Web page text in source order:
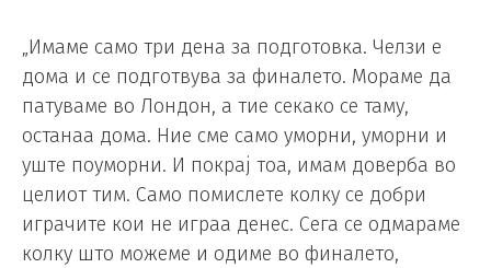
„Имаме само три дена за подготовка. Челзи е
дома и се подготвува за финалето. Мораме да
патуваме во Лондон, а тие секако се таму,
останаа дома. Ние сме само уморни, уморни и
уште поуморни. И покрај тоа, имам доверба во
целиот тим. Само помислете колку се добри
играчите кои не играа денес. Сега се одмараме
колку што можеме и одиме во финалето,